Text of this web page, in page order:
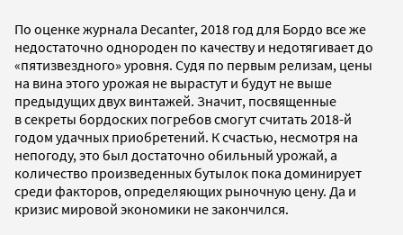
По оценке журнала Decanter, 2018 год для Бордо все же
недостаточно однороден по качеству и недотягивает до
«пятизвездного» уровня. Судя по первым релизам, цены
на вина этого урожая не вырастут и будут не выше
предыдущих двух винтажей. Значит, посвященные
в секреты бордоских погребов смогут считать 2018-й
годом удачных приобретений. К счастью, несмотря на
непогоду, это был достаточно обильный урожай, а
количество произведенных бутылок пока доминирует
среди факторов, определяющих рыночную цену. Да и
кризис мировой экономики не закончился.